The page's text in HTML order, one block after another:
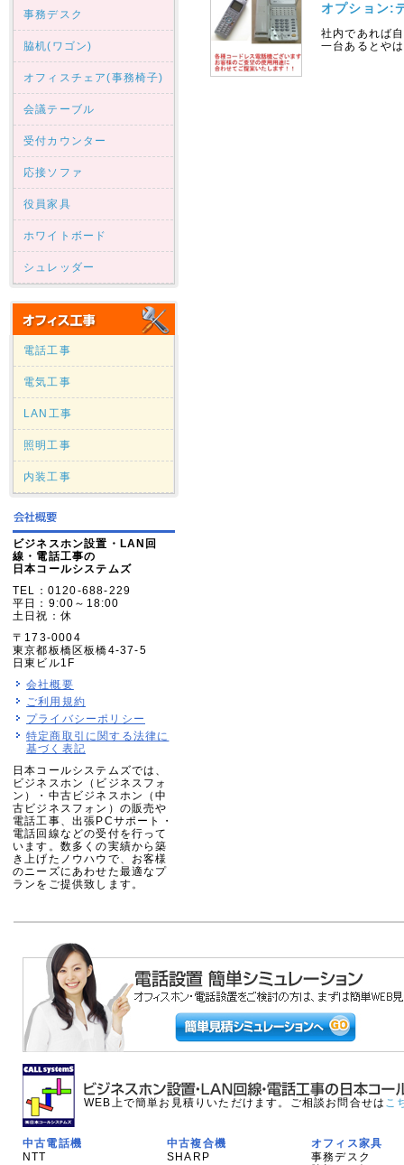
事務デスク
脇机(ワゴン)
オフィスチェア(事務椅子)
会議テーブル
受付カウンター
応接ソファ
役員家具
ホワイトボード
シュレッダー
電話工事
電気工事
LAN工事
照明工事
内装工事
ビジネスホン設置・LAN回
線・電話工事の
日本コールシステムズ
TEL：0120-688-229
平日：9:00～18:00
土日祝：休
〒173-0004
東京都板橋区板橋4-37-5
日東ビル1F
会社概要
ご利用規約
プライバシーポリシー
特定商取引に関する法律に
基づく表記
日本コールシステムズでは、
ビジネスホン（ビジネスフォ
ン）・中古ビジネスホン（中
古ビジネスフォン）の販売や
電話工事、出張PCサポート・
電話回線などの受付を行って
います。数多くの実績から築
き上げたノウハウで、お客様
のニーズにあわせた最適なプ
ランをご提供致します。
オプション:
社内であれば
一台あるとや
WEB上で簡単お見積りいただけます。ご相談お問合せは こ
中古電話機
NTT
中古複合機
SHARP
オフィス家具
事務デスク